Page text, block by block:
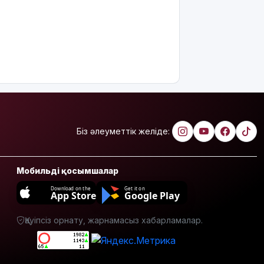
қызды
алкогольге
тайфун:
жүздеген
рейс
Испанияның
Біз әлеуметтік желіде:
Мобильді қосымшалар
Download on the
App Store
Get it on
Google Play
Қауіпсіз орнату, жарнамасыз хабарламалар.